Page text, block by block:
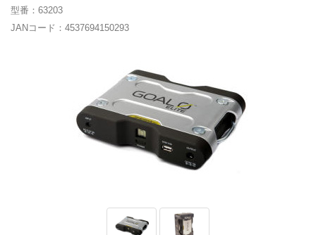
型番：63203
JANコード：4537694150293